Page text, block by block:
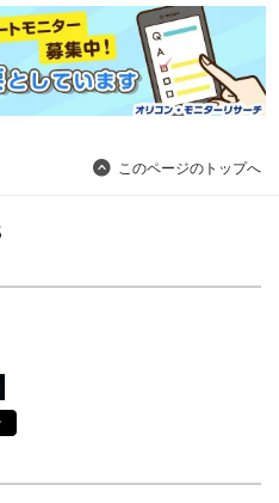
このページのトップへ